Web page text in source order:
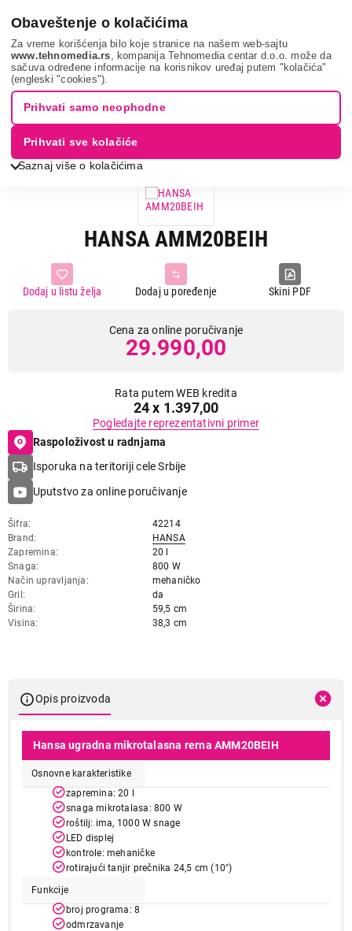
Obaveštenje o kolačićima
Za vreme korišćenja bilo koje stranice na našem web-sajtu
www.tehnomedia.rs , kompanija Tehnomedia centar d.o.o. može da
sačuva određene informacije na korisnikov uređaj putem "kolačića"
(engleski "cookies").
Saznaj više o kolačićima
Prihvati samo neophodne
Prihvati sve kolačiće
Bela tehnika Mikrotalasne rerne
Ugradne mikrotalasne rerne
Hansa amm20beih...
HANSA AMM20BEIH
Skini PDF
Dodaj u poređenje
Dodaj u listu želja
Cena za online poručivanje
29.990,00
Rata putem WEB kredita
24 x 1.397,00
Pogledajte reprezentativni primer
Raspoloživost u radnjama
Isporuka na teritoriji cele Srbije
Uputstvo za online poručivanje
Šifra
42214
Brand
HANSA
Zapremina
20 l
Snaga
800 W
Način upravljanja
mehaničko
Gril
da
Širina
59,5 cm
Visina
38,3 cm
Opis proizvoda
Hansa ugradna mikrotalasna rerna AMM20BEIH
Osnovne karakteristike
zapremina: 20 l
snaga mikrotalasa: 800 W
roštilj: ima, 1000 W snage
LED displej
kontrole: mehaničke
rotirajući tanjir prečnika 24,5 cm (10")
Funkcije
broj programa: 8
odmrzavanje